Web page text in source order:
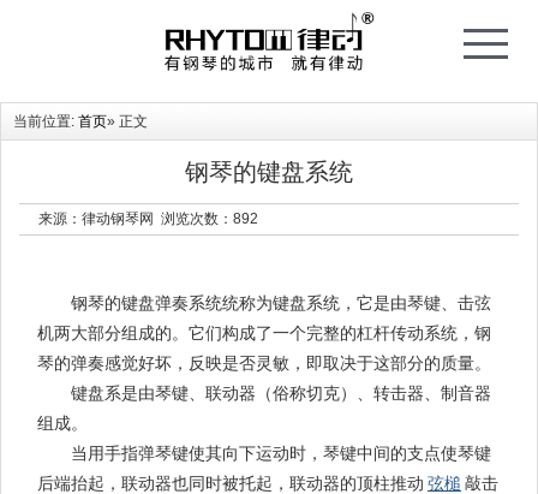
e
t
o
当前位置: 首页» 正文
钢琴的键盘系统
来源：律动钢琴网 浏览次数： 892
钢琴的键盘弹奏系统统称为键盘系统，它是由琴键、击弦
机两大部分组成的。它们构成了一个完整的杠杆传动系统，钢
琴的弹奏感觉好坏，反映是否灵敏，即取决于这部分的质量。
键盘系是由琴键、联动器（俗称切克）、转击器、制音器
组成。
当用手指弹琴键使其向下运动时，琴键中间的支点使琴键
后端抬起，联动器也同时被托起，联动器的顶柱推动 弦槌 敲击